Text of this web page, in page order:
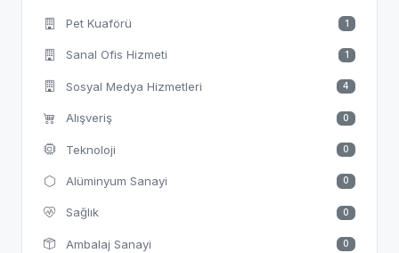
Pet Kuaförü 1
Sanal Ofis Hizmeti 1
Sosyal Medya Hizmetleri 4
Alışveriş 0
Teknoloji 0
Alüminyum Sanayi 0
Sağlık 0
Ambalaj Sanayi 0